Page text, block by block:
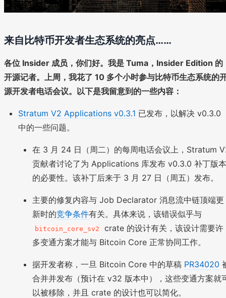
来自比特币开发者生态系统的亮点……
各位 Insider 成员，你们好。我是 Tuma，Insider Edition 的
开源记者。上周，我花了 10 多个小时参与比特币生态系统的
源开发者电话会议。以下是我留意到的一些内容：
Stratum V2 Applications v0.3.1 已发布，以解决 v0.3.0
中的一些问题。
在 3 月 24 日（周二）的每周电话会议上，Stratum
贡献者讨论了为 Applications 库发布 v0.3.0 补丁版本
的必要性。该补丁后来于 3 月 27 日（周五）发布。
主要的修复内容与 Job Declarator 消息流中链顶端更
新时的竞争条件有关。具体来说，该错误似乎与
bitcoin_core_sv2
crate 的设计有关，该设计需要许
多变通方案才能与 Bitcoin Core 正常协同工作。
据开发者称，一旦 Bitcoin Core 中的草稿 PR34020
合并并发布（预计在 v32 版本中），这些变通方案就
以被移除，并且 crate 的设计也可以简化。